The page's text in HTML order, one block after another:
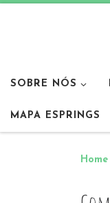
SOBRE NÓS
MAPA ESPRINGS
Home